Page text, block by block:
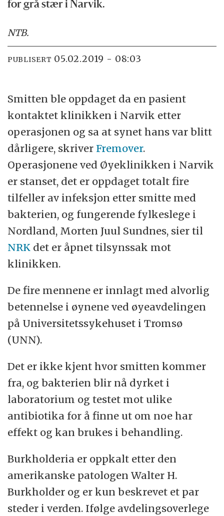
for grå stær i Narvik.
NTB.
PUBLISERT 05.02.2019 - 08:03
Smitten ble oppdaget da en pasient
kontaktet klinikken i Narvik etter
operasjonen og sa at synet hans var blitt
dårligere, skriverFremover.
Operasjonene ved Øyeklinikken i Narvik
er stanset, det er oppdaget totalt fire
tilfeller av infeksjon etter smitte med
bakterien, og fungerende fylkeslege i
Nordland, Morten Juul Sundnes, sier til
NRK det er åpnet tilsynssak mot
klinikken.
De fire mennene er innlagt med alvorlig
betennelse i øynene ved øyeavdelingen
på Universitetssykehuset i Tromsø
(UNN).
Det er ikke kjent hvor smitten kommer
fra, og bakterien blir nå dyrket i
laboratorium og testet mot ulike
antibiotika for å finne ut om noe har
effekt og kan brukes i behandling.
Burkholderia er oppkalt etter den
amerikanske patologen Walter H.
Burkholder og er kun beskrevet et par
steder i verden. Ifølge avdelingsoverlege